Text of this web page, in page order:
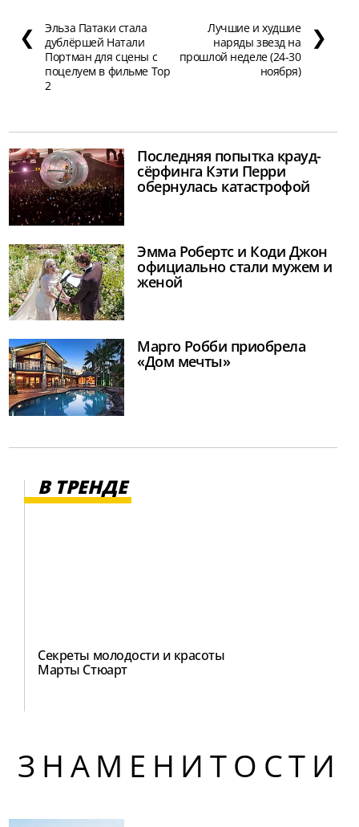
❮
Эльза Патаки стала
дублёршей Натали
Портман для сцены с
поцелуем в фильме Тор
2
Лучшие и худшие
наряды звезд на
прошлой неделе (24-30
ноября)
❯
Последняя попытка крауд-
сёрфинга Кэти Перри
обернулась катастрофой
Эмма Робертс и Коди Джон
официально стали мужем и
женой
Марго Робби приобрела
«Дом мечты»
В ТРЕНДЕ
Секреты молодости и красоты
Марты Стюарт
ЗНАМЕНИТОСТИ